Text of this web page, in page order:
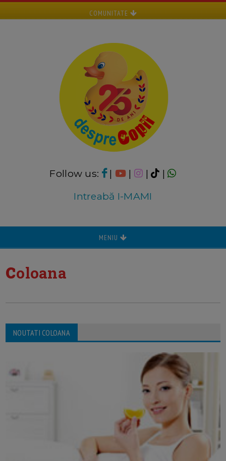
COMUNITATE
Follow us: | | |
|
Intreabă I-MAMI
MENIU
coloana
NOUTATI COLOANA